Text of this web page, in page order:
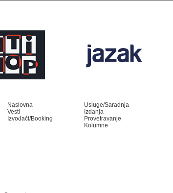
Naslovna
Vesti
Izvođači/Booking
Usluge/Saradnja
Izdanja
Provetravanje
Kolumne